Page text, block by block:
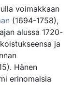
voimakkaan
(1694-1758),
alussa 1720-
ja
Hänen
erinomaisia